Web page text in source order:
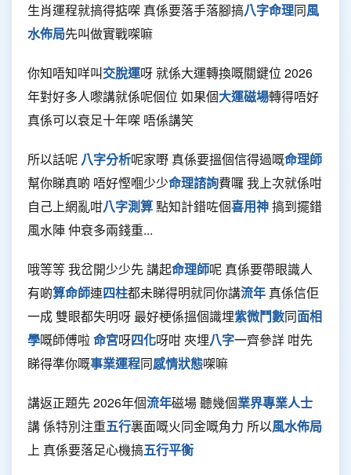
生肖運程就搞得掂㗎 真係要落手落腳搞八字命理同風
水佈局先叫做實戰㗎嘛
你知唔知咩叫交脫運呀 就係大運轉換嘅關鍵位 2026
年對好多人嚟講就係呢個位 如果個大運磁場轉得唔好
真係可以衰足十年㗎 唔係講笑
所以話呢 八字分析呢家嘢 真係要搵個信得過嘅命理師
幫你睇真啲 唔好慳嗰少少命理諮詢費囉 我上次就係咁
自己上網亂咁八字測算點知計錯咗個喜用神搞到擺錯
風水陣 仲衰多兩錢重...
哦等等 我岔開少少先 講起命理師呢 真係要帶眼識人
有啲算命師連四柱都未睇得明就同你講流年 真係信佢
一成 雙眼都失明呀 最好梗係搵個識埋紫微鬥數同面相
學嘅師傅啦命宮呀四化呀咁 夾埋八字一齊參詳 咁先
睇得準你嘅事業運程同感情狀態㗎嘛
講返正題先 2026年個流年磁場 聽幾個業界專業人士
講 係特別注重五行裏面嘅火同金嘅角力 所以風水佈局
上 真係要落足心機搞五行平衡